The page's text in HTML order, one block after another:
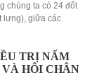
chúng ta có 24 đốt
lưng), giữa các
TRỊ NẤM
HÔI CHÂN